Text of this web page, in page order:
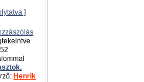
]
Henrik